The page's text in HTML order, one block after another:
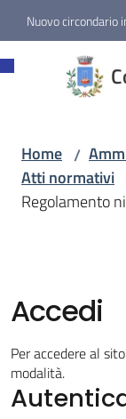
Vai al contenuto
Vai alla navigazione
Vai al footer
Nuovo circondario
Menu
Fontanelice
Home /
Atti normativi
Regolamento
Accedi
Per accedere al
modalità.